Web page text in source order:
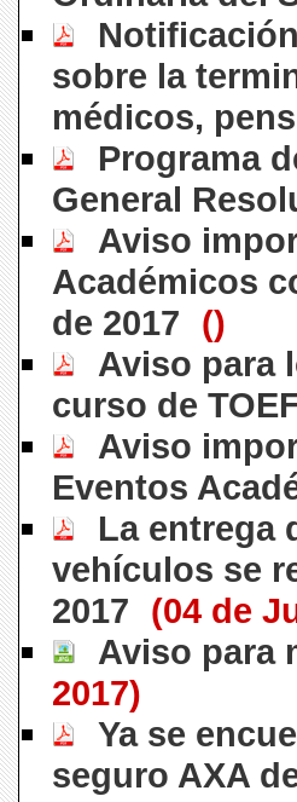
sobre la
médicos,
Programa
General
Aviso
Académicos
de 2017
()
Aviso para
curso de
Aviso
Eventos
La entrega
vehículos se
2017
(04 de
Aviso para
2017)
Ya se
seguro AXA